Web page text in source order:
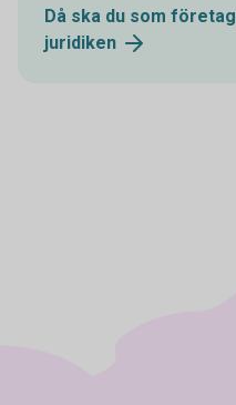
Då ska du som
juridiken